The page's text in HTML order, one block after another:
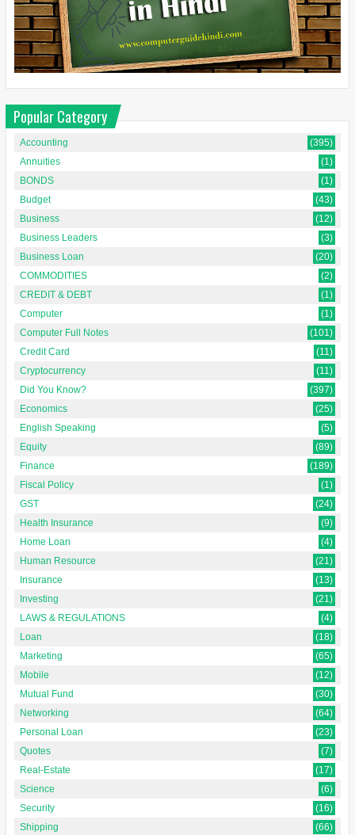
Popular Category
Accounting
(395)
Annuities
(1)
BONDS
(1)
Budget
(43)
Business
(12)
Business Leaders
(3)
Business Loan
(20)
COMMODITIES
(2)
CREDIT & DEBT
(1)
Computer
(1)
Computer Full Notes
(101)
Credit Card
(11)
Cryptocurrency
(11)
Did You Know?
(397)
Economics
(25)
English Speaking
(5)
Equity
(89)
Finance
(189)
Fiscal Policy
(1)
GST
(24)
Health Insurance
(9)
Home Loan
(4)
Human Resource
(21)
Insurance
(13)
Investing
(21)
LAWS & REGULATIONS
(4)
Loan
(18)
Marketing
(65)
Mobile
(12)
Mutual Fund
(30)
Networking
(64)
Personal Loan
(23)
Quotes
(7)
Real-Estate
(17)
Science
(6)
Security
(16)
Shipping
(66)